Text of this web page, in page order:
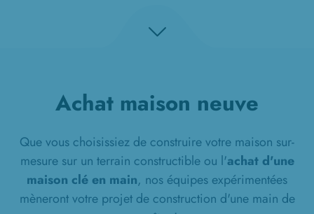
Achat maison neuve
Que vous choisissiez de construire votre maison sur-
mesure sur un terrain constructible ou l'achat d'une
maison clé en main, nos équipes expérimentées
mèneront votre projet de construction d'une main de